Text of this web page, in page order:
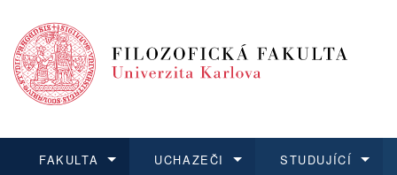
FAKULTA UCHAZEČI STUDUJÍCÍ